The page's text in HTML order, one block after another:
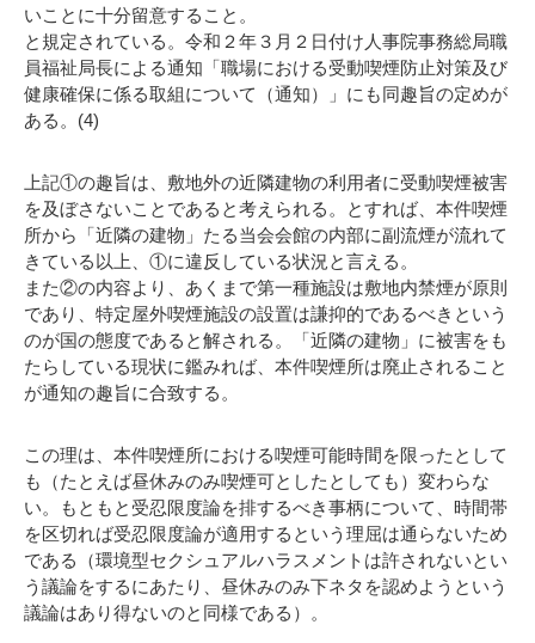
いことに十分留意すること。
と規定されている。令和２年３月２日付け人事院事務総局職
員福祉局長による通知「職場における受動喫煙防止対策及び
健康確保に係る取組について（通知）」にも同趣旨の定めが
ある。(4)
上記①の趣旨は、敷地外の近隣建物の利用者に受動喫煙被害
を及ぼさないことであると考えられる。とすれば、本件喫煙
所から「近隣の建物」たる当会会館の内部に副流煙が流れて
きている以上、①に違反している状況と言える。
また②の内容より、あくまで第一種施設は敷地内禁煙が原則
であり、特定屋外喫煙施設の設置は謙抑的であるべきという
のが国の態度であると解される。「近隣の建物」に被害をも
たらしている現状に鑑みれば、本件喫煙所は廃止されること
が通知の趣旨に合致する。
この理は、本件喫煙所における喫煙可能時間を限ったとして
も（たとえば昼休みのみ喫煙可としたとしても）変わらな
い。もともと受忍限度論を排するべき事柄について、時間帯
を区切れば受忍限度論が適用するという理屈は通らないため
である（環境型セクシュアルハラスメントは許されないとい
う議論をするにあたり、昼休みのみ下ネタを認めようという
議論はあり得ないのと同様である）。